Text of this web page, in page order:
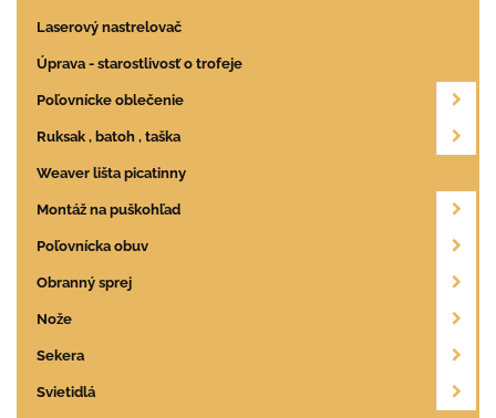
Laserový nastrelovač
Úprava - starostlivosť o trofeje
Poľovnícke oblečenie
Ruksak , batoh , taška
Weaver lišta picatinny
Montáž na puškohľad
Poľovnícka obuv
Obranný sprej
Nože
Sekera
Svietidlá